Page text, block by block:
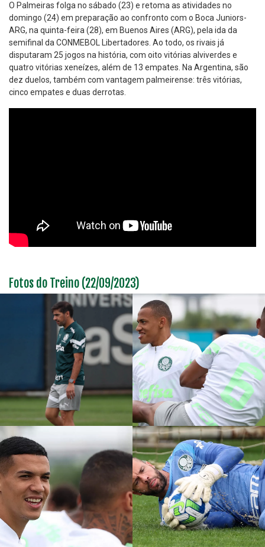
O Palmeiras folga no sábado (23) e retoma as atividades no
domingo (24) em preparação ao confronto com o Boca Juniors-
ARG, na quinta-feira (28), em Buenos Aires (ARG), pela ida da
semifinal da CONMEBOL Libertadores. Ao todo, os rivais já
disputaram 25 jogos na história, com oito vitórias alviverdes e
quatro vitórias xeneízes, além de 13 empates. Na Argentina, são
dez duelos, também com vantagem palmeirense: três vitórias,
cinco empates e duas derrotas.
Fotos do Treino (22/09/2023)